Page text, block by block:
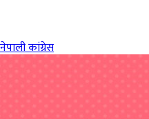
नेपाली कांग्रेस